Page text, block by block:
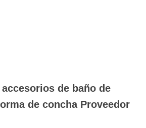
de baño de
de concha Proveedor